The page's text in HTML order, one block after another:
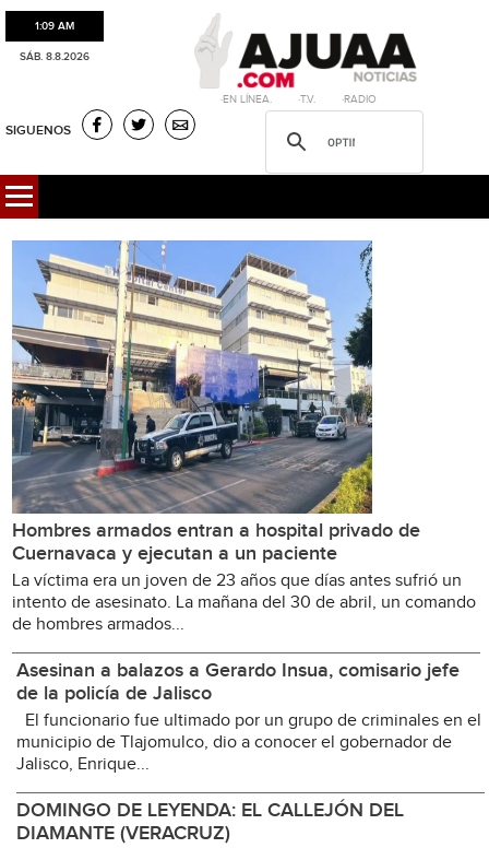
1:09 AM
SÁB. 8.8.2026
·EN LÍNEA. ·T.V. ·RADIO
SIGUENOS
Hombres armados entran a hospital privado de
Cuernavaca y ejecutan a un paciente
La víctima era un joven de 23 años que días antes sufrió un
intento de asesinato. La mañana del 30 de abril, un comando
de hombres armados...
Asesinan a balazos a Gerardo Insua, comisario jefe
de la policía de Jalisco
El funcionario fue ultimado por un grupo de criminales en el
municipio de Tlajomulco, dio a conocer el gobernador de
Jalisco, Enrique...
DOMINGO DE LEYENDA: EL CALLEJÓN DEL
DIAMANTE (VERACRUZ)